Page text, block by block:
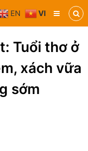
Tuổi thơ ở
xách vữa
sớm
EN VI